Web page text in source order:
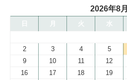
2026年8月
日 火 水
2
3 4 5
9
10 11 12
16
17 18 19